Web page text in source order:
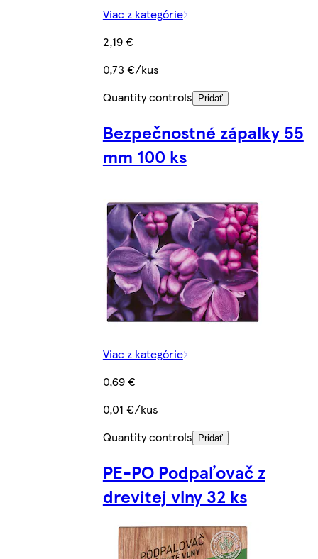
Viac z kategórie
2,19 €
0,73 €/kus
Quantity controls
Pridať
Bezpečnostné zápalky 55
mm 100 ks
Viac z kategórie
0,69 €
0,01 €/kus
Quantity controls
Pridať
PE-PO Podpaľovač z
drevitej vlny 32 ks